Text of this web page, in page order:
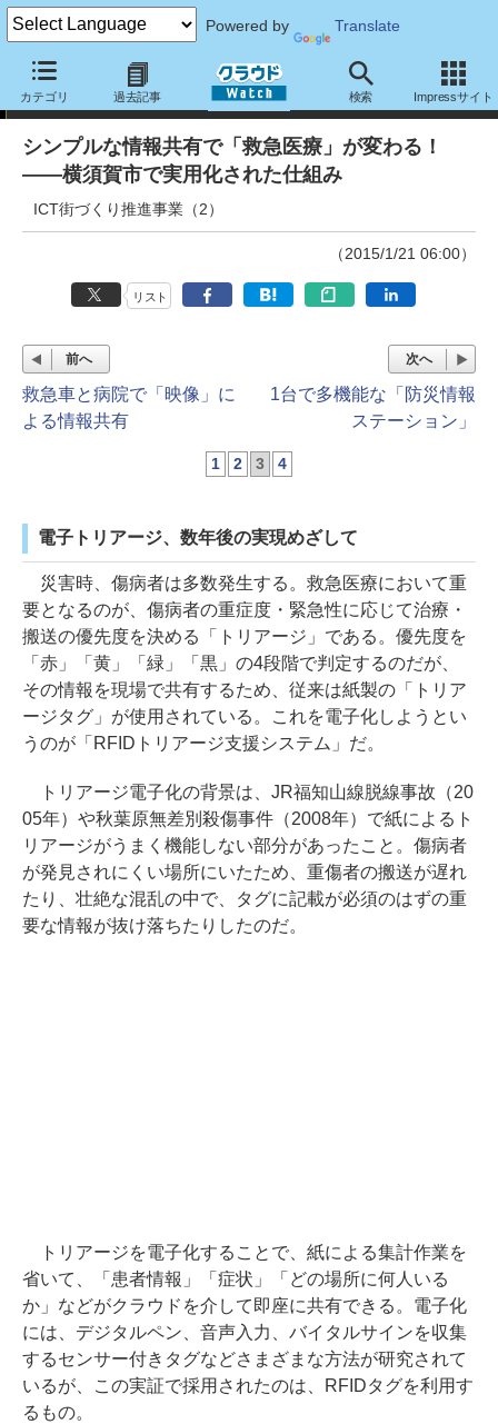
Powered by Translate
カテゴリ 過去記事 検索 Impressサイト
事例紹介
シンプルな情報共有で「救急医療」が変わる！
――横須賀市で実用化された仕組み
ICT街づくり推進事業（2）
（2015/1/21 06:00）
リスト
前へ
救急車と病院で「映像」に
よる情報共有
次へ
1台で多機能な「防災情報
ステーション」
1 2 3 4
電子トリアージ、数年後の実現めざして
災害時、傷病者は多数発生する。救急医療において重
要となるのが、傷病者の重症度・緊急性に応じて治療・
搬送の優先度を決める「トリアージ」である。優先度を
「赤」「黄」「緑」「黒」の4段階で判定するのだが、
その情報を現場で共有するため、従来は紙製の「トリア
ージタグ」が使用されている。これを電子化しようとい
うのが「RFIDトリアージ支援システム」だ。
トリアージ電子化の背景は、JR福知山線脱線事故（20
05年）や秋葉原無差別殺傷事件（2008年）で紙によるト
リアージがうまく機能しない部分があったこと。傷病者
が発見されにくい場所にいたため、重傷者の搬送が遅れ
たり、壮絶な混乱の中で、タグに記載が必須のはずの重
要な情報が抜け落ちたりしたのだ。
トリアージを電子化することで、紙による集計作業を
省いて、「患者情報」「症状」「どの場所に何人いる
か」などがクラウドを介して即座に共有できる。電子化
には、デジタルペン、音声入力、バイタルサインを収集
するセンサー付きタグなどさまざまな方法が研究されて
いるが、この実証で採用されたのは、RFIDタグを利用す
るもの。